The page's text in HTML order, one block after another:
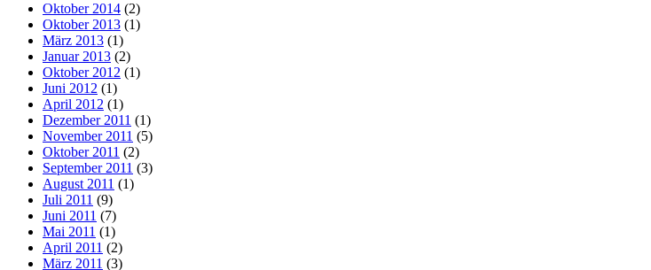
Oktober 2014 (2)
Oktober 2013 (1)
März 2013 (1)
Januar 2013 (2)
Oktober 2012 (1)
Juni 2012 (1)
April 2012 (1)
Dezember 2011 (1)
November 2011 (5)
Oktober 2011 (2)
September 2011 (3)
August 2011 (1)
Juli 2011 (9)
Juni 2011 (7)
Mai 2011 (1)
April 2011 (2)
März 2011 (3)